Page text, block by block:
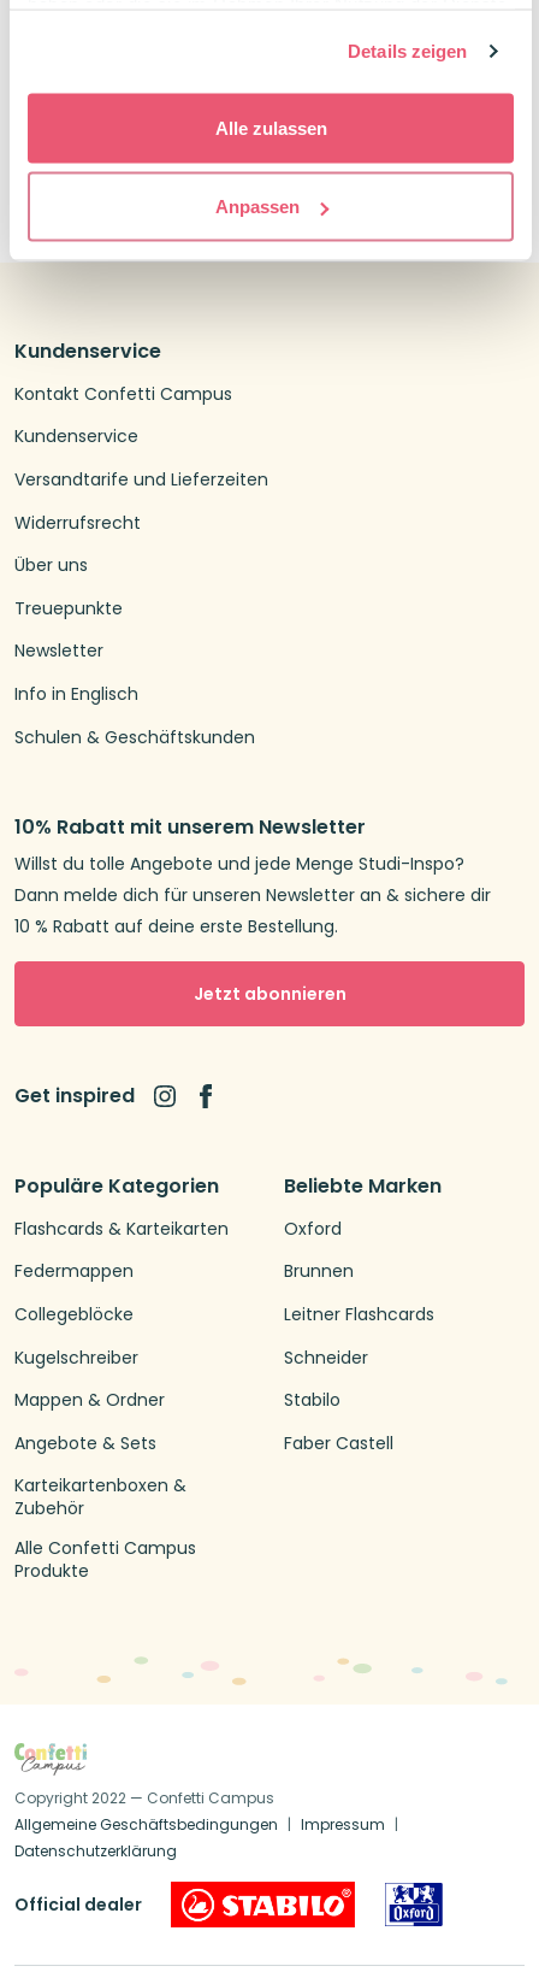
Details zeigen
Alle zulassen
Anpassen
1,10
Populäre Kategorien
Flashcards & Karteikarten
Federmappen
Collegeblöcke
Kugelschreiber
Mappen & Ordner
Angebote & Sets
Karteikartenboxen &
Zubehör
Alle Confetti Campus
Produkte
Beliebte Marken
Oxford
Brunnen
Leitner Flashcards
Schneider
Stabilo
Faber Castell
Kundenservice
Kontakt Confetti Campus
Kundenservice
Versandtarife und Lieferzeiten
Widerrufsrecht
Über uns
Treuepunkte
Newsletter
Info in Englisch
Schulen & Geschäftskunden
10% Rabatt mit unserem Newsletter
Willst du tolle Angebote und jede Menge Studi-Inspo?
Dann melde dich für unseren Newsletter an & sichere dir
10 % Rabatt auf deine erste Bestellung.
Jetzt abonnieren
Get inspired
Copyright 2022 — Confetti Campus
Allgemeine Geschäftsbedingungen
Impressum
Datenschutzerklärung
Official dealer